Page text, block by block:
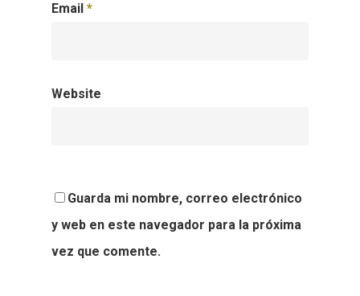
Email *
Website
Guarda mi nombre, correo electrónico
y web en este navegador para la próxima
vez que comente.